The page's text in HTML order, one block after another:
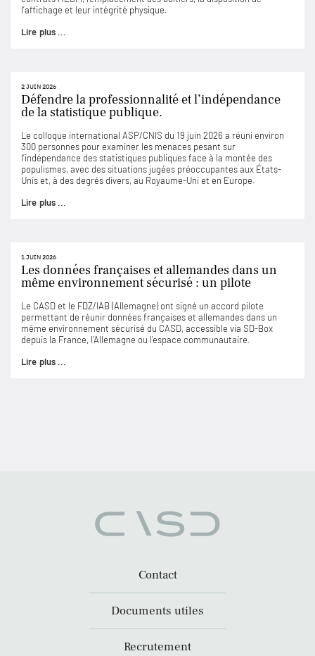
l’affichage et leur intégrité physique.
Lire plus ...
2 JUIN 2026
Défendre la professionnalité et l’indépendance
de la statistique publique.
Le colloque international ASP/CNIS du 19 juin 2026 a réuni environ
300 personnes pour examiner les menaces pesant sur
l’indépendance des statistiques publiques face à la montée des
populismes, avec des situations jugées préoccupantes aux États-
Unis et, à des degrés divers, au Royaume-Uni et en Europe.
Lire plus ...
1 JUIN 2026
Les données françaises et allemandes dans un
même environnement sécurisé : un pilote
Le CASD et le FDZ/IAB (Allemagne) ont signé un accord pilote
permettant de réunir données françaises et allemandes dans un
même environnement sécurisé du CASD, accessible via SD-Box
depuis la France, l’Allemagne ou l’espace communautaire.
Lire plus ...
Contact
Documents utiles
Recrutement